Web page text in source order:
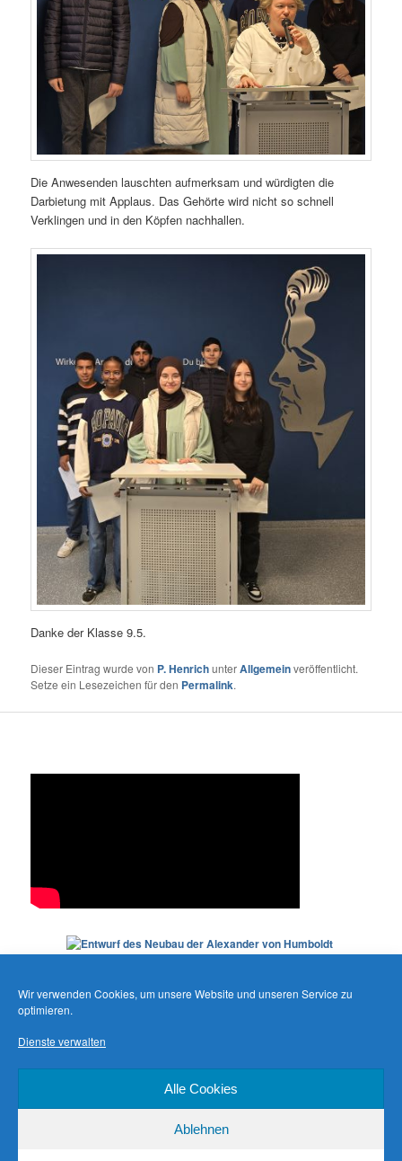
Wir verwenden Cookies, um unsere Website und unseren Service zu
optimieren.
Dienste verwalten
Alle Cookies
Ablehnen
Die Anwesenden lauschten aufmerksam und würdigten die
Darbietung mit Applaus. Das Gehörte wird nicht so schnell
Verklingen und in den Köpfen nachhallen.
Danke der Klasse 9.5.
Dieser Eintrag wurde von P. HenrichunterAllgemeinveröffentlicht.
Setze ein Lesezeichen für den Permalink.